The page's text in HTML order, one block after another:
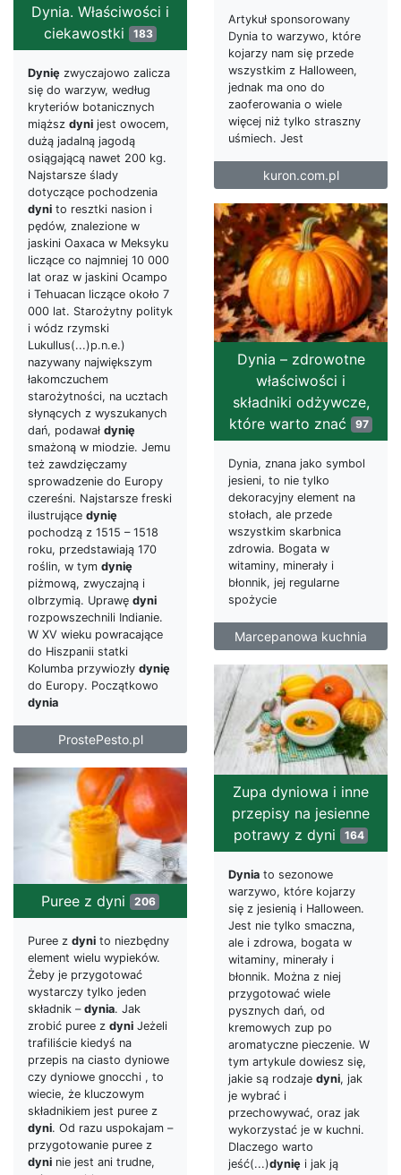
Artykuł sponsorowany
Dynia to warzywo, które
kojarzy nam się przede
wszystkim z Halloween,
jednak ma ono do
zaoferowania o wiele
więcej niż tylko straszny
uśmiech. Jest
kuron.com.pl
Dynia. Właściwości i
ciekawostki
183
Dynię zwyczajowo zalicza
się do warzyw, według
kryteriów botanicznych
miąższ dyni jest owocem,
dużą jadalną jagodą
osiągającą nawet 200 kg.
Najstarsze ślady
dotyczące pochodzenia
dyni to resztki nasion i
pędów, znalezione w
jaskini Oaxaca w Meksyku
liczące co najmniej 10 000
lat oraz w jaskini Ocampo
i Tehuacan liczące około 7
000 lat. Starożytny polityk
i wódz rzymski
Lukullus(...)p.n.e.)
nazywany największym
łakomczuchem
starożytności, na ucztach
słynących z wyszukanych
dań, podawał dynię
smażoną w miodzie. Jemu
też zawdzięczamy
sprowadzenie do Europy
czereśni. Najstarsze freski
ilustrujące dynię
pochodzą z 1515 – 1518
roku, przedstawiają 170
roślin, w tym dynię
piżmową, zwyczajną i
olbrzymią. Uprawę dyni
rozpowszechnili Indianie.
W XV wieku powracające
do Hiszpanii statki
Kolumba przywiozły dynię
do Europy. Początkowo
dynia
ProstePesto.pl
Dynia – zdrowotne
właściwości i
składniki odżywcze,
które warto znać
97
Dynia, znana jako symbol
jesieni, to nie tylko
dekoracyjny element na
stołach, ale przede
wszystkim skarbnica
zdrowia. Bogata w
witaminy, minerały i
błonnik, jej regularne
spożycie
Marcepanowa kuchnia
Zupa dyniowa i inne
przepisy na jesienne
potrawy z dyni
164
Dynia to sezonowe
warzywo, które kojarzy
się z jesienią i Halloween.
Jest nie tylko smaczna,
ale i zdrowa, bogata w
witaminy, minerały i
błonnik. Można z niej
przygotować wiele
pysznych dań, od
kremowych zup po
aromatyczne pieczenie. W
tym artykule dowiesz się,
jakie są rodzaje dyni, jak
je wybrać i
przechowywać, oraz jak
wykorzystać je w kuchni.
Dlaczego warto
jeść(...)dynię i jak ją
Puree z dyni 206
Puree z dyni to niezbędny
element wielu wypieków.
Żeby je przygotować
wystarczy tylko jeden
składnik – dynia. Jak
zrobić puree z dyni Jeżeli
trafiliście kiedyś na
przepis na ciasto dyniowe
czy dyniowe gnocchi , to
wiecie, że kluczowym
składnikiem jest puree z
dyni. Od razu uspokajam –
przygotowanie puree z
dyni nie jest ani trudne,